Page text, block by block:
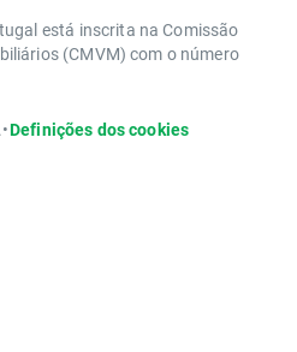
está inscrita na Comissão
(CMVM) com o número
•Definições dos cookies